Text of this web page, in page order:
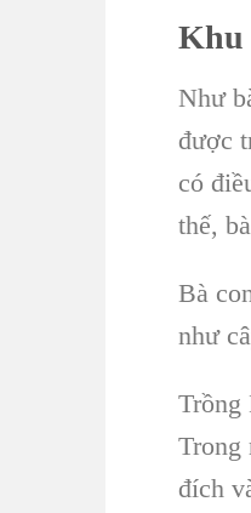
Khu
Như
được
có
thế,
Bà
như
Trồng
Trong
đích